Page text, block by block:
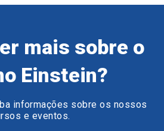
mais sobre o
Einstein?
informações sobre os nossos
e eventos.